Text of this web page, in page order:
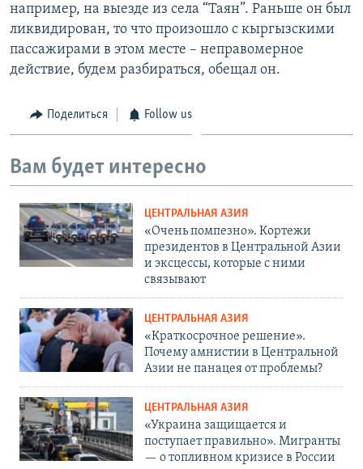
например, на выезде из села “Таян”. Раньше он был
ликвидирован, то что произошло с кыргызскими
пассажирами в этом месте – неправомерное
действие, будем разбираться, обещал он.
Поделиться Follow us
Вам будет интересно
ЦЕНТРАЛЬНАЯ АЗИЯ
«Очень помпезно». Кортежи
президентов в Центральной Азии
и эксцессы, которые с ними
связывают
ЦЕНТРАЛЬНАЯ АЗИЯ
«Краткосрочное решение».
Почему амнистии в Центральной
Азии не панацея от проблемы?
ЦЕНТРАЛЬНАЯ АЗИЯ
«Украина защищается и
поступает правильно». Мигранты
— о топливном кризисе в России